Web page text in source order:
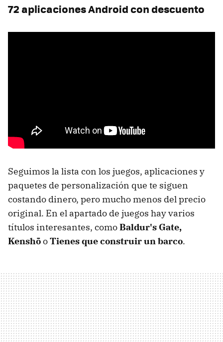
72 aplicaciones Android con descuento
Seguimos la lista con los juegos, aplicaciones y
paquetes de personalización que te siguen
costando dinero, pero mucho menos del precio
original. En el apartado de juegos hay varios
títulos interesantes, comoBaldur's Gate,
KenshōoTienes que construir un barco.